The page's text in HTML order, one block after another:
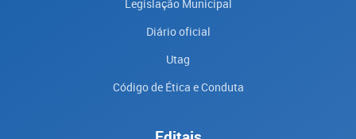
Legislação Municipal
Diário oficial
Utag
Código de Ética e Conduta